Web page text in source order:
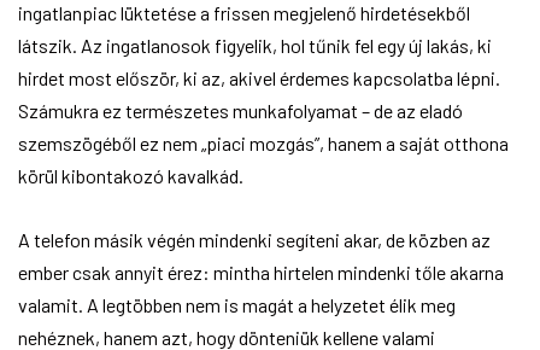
ingatlanpiac lüktetése a frissen megjelenő hirdetésekből
látszik. Az ingatlanosok figyelik, hol tűnik fel egy új lakás, ki
hirdet most először, ki az, akivel érdemes kapcsolatba lépni.
Számukra ez természetes munkafolyamat – de az eladó
szemszögéből ez nem „piaci mozgás”, hanem a saját otthona
körül kibontakozó kavalkád.
A telefon másik végén mindenki segíteni akar, de közben az
ember csak annyit érez: mintha hirtelen mindenki tőle akarna
valamit. A legtöbben nem is magát a helyzetet élik meg
nehéznek, hanem azt, hogy dönteniük kellene valami